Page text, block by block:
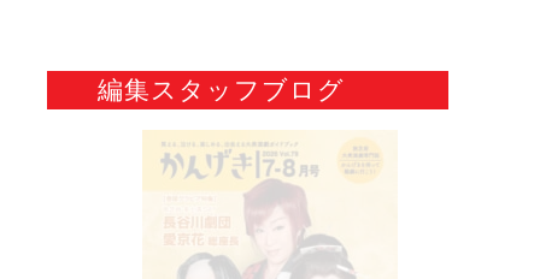
編集スタッフブログ